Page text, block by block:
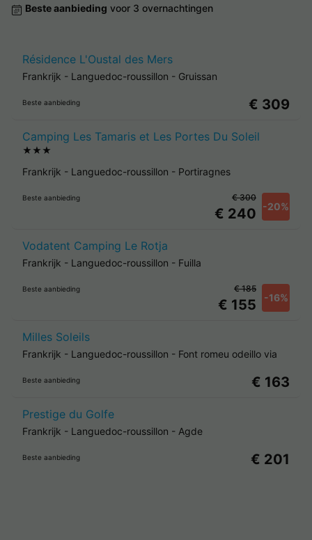
Beste aanbieding voor 3 overnachtingen
Résidence L'Oustal des Mers
Frankrijk - Languedoc-roussillon - Gruissan
Beste aanbieding € 309
Camping Les Tamaris et Les Portes Du Soleil
★★★
Frankrijk - Languedoc-roussillon - Portiragnes
Beste aanbieding
€ 240 -20%
€ 300
Vodatent Camping Le Rotja
Frankrijk - Languedoc-roussillon - Fuilla
Beste aanbieding
€ 155 -16%
€ 185
Milles Soleils
Frankrijk - Languedoc-roussillon - Font romeu odeillo via
Beste aanbieding € 163
Prestige du Golfe
Frankrijk - Languedoc-roussillon - Agde
Beste aanbieding € 201